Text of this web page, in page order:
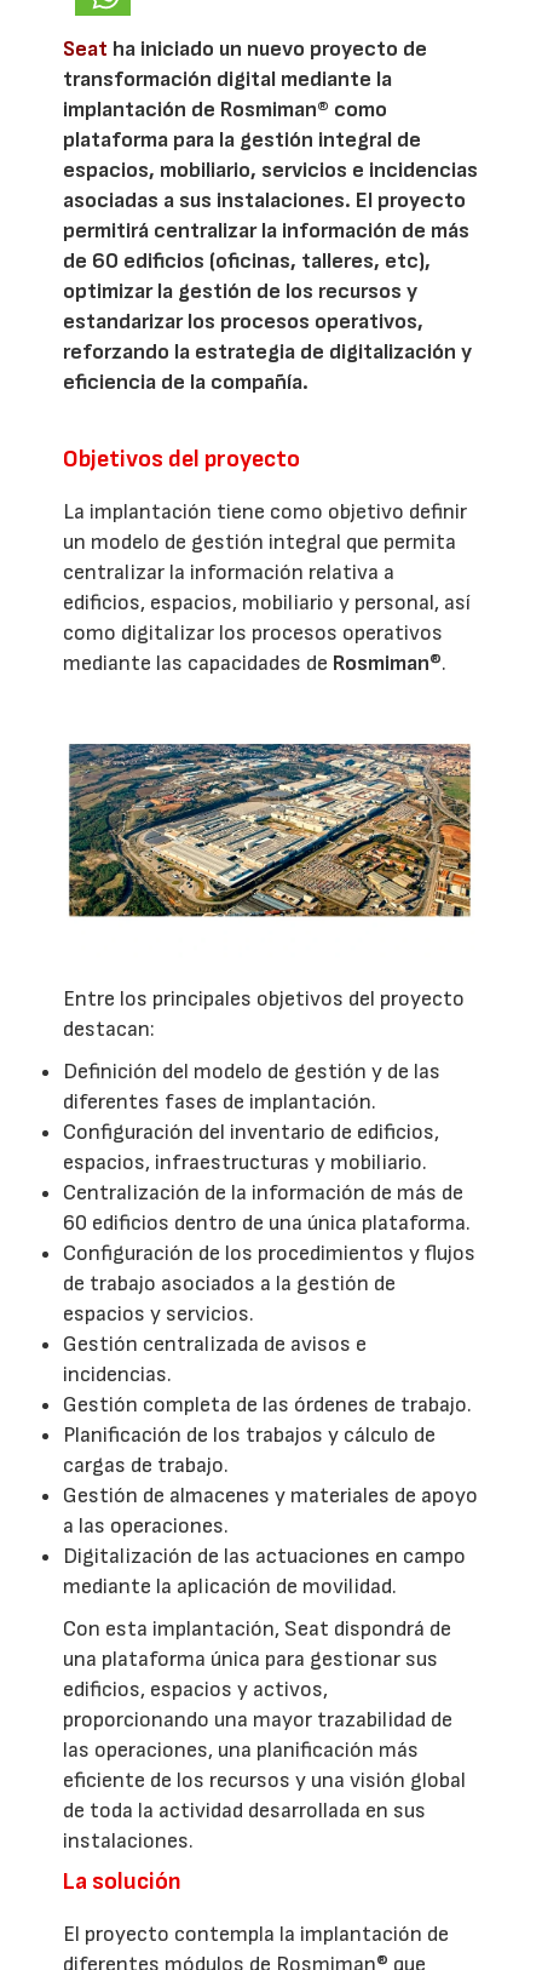
Seat ha iniciado un nuevo proyecto de
transformación digital mediante la
implantación de Rosmiman® como
plataforma para la gestión integral de
espacios, mobiliario, servicios e incidencias
asociadas a sus instalaciones. El proyecto
permitirá centralizar la información de más
de 60 edificios (oficinas, talleres, etc),
optimizar la gestión de los recursos y
estandarizar los procesos operativos,
reforzando la estrategia de digitalización y
eficiencia de la compañía.
Objetivos del proyecto
La implantación tiene como objetivo definir
un modelo de gestión integral que permita
centralizar la información relativa a
edificios, espacios, mobiliario y personal, así
como digitalizar los procesos operativos
mediante las capacidades de Rosmiman®.
Entre los principales objetivos del proyecto
destacan:
Definición del modelo de gestión y de las
diferentes fases de implantación.
Configuración del inventario de edificios,
espacios, infraestructuras y mobiliario.
Centralización de la información de más de
60 edificios dentro de una única plataforma.
Configuración de los procedimientos y flujos
de trabajo asociados a la gestión de
espacios y servicios.
Gestión centralizada de avisos e
incidencias.
Gestión completa de las órdenes de trabajo.
Planificación de los trabajos y cálculo de
cargas de trabajo.
Gestión de almacenes y materiales de apoyo
a las operaciones.
Digitalización de las actuaciones en campo
mediante la aplicación de movilidad.
Con esta implantación, Seat dispondrá de
una plataforma única para gestionar sus
edificios, espacios y activos,
proporcionando una mayor trazabilidad de
las operaciones, una planificación más
eficiente de los recursos y una visión global
de toda la actividad desarrollada en sus
instalaciones.
La solución
El proyecto contempla la implantación de
diferentes módulos de Rosmiman® que